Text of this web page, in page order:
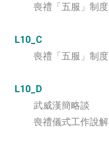
喪禮「五服」制度
L10_C
喪禮「五服」制度
L10_D
武威漢簡略談
喪禮儀式工作說